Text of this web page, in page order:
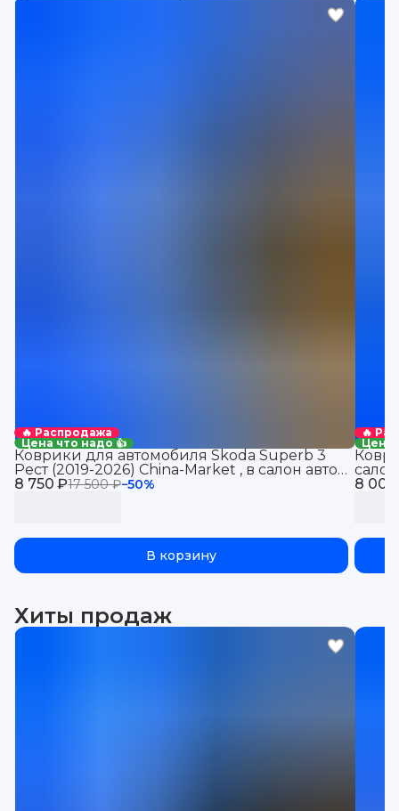
🔥 Распродажа
Цена что надо 👍
8 750 ₽17 500 ₽−50%
Коврики для автомобиля Skoda Superb 3
Рест (2019-2026) China-Market , в салон авто
Шкода Суперб 3 с бортиками, эва, eva
В корзину
🔥
Цена
8
эва,
Хиты продаж